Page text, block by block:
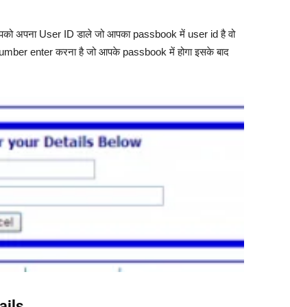
अपना User ID डाले जो आपका passbook में user id है वो
enter करना है जो आपके passbook में होगा इसके बाद